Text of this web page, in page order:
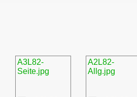
A3L82-
Seite.jpg
A2L82-
Allg.jpg